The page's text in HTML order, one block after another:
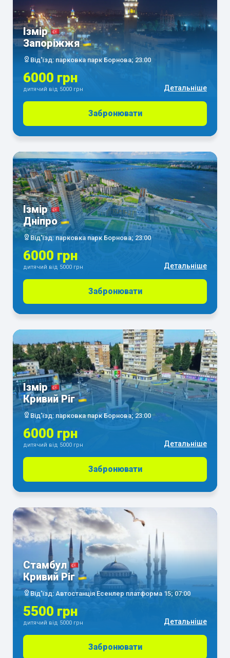
Ізмір
Запоріжжя
Від'їзд: парковка парк Борнова; 23:00
6000 грн
дитячий від 5000 грн Детальніше
Забронювати
Ізмір
Дніпро
Від'їзд: парковка парк Борнова; 23:00
6000 грн
дитячий від 5000 грн Детальніше
Забронювати
Ізмір
Кривий Ріг
Від'їзд: парковка парк Борнова; 23:00
6000 грн
дитячий від 5000 грн Детальніше
Забронювати
Стамбул
Кривий Ріг
Від'їзд: Автостанція Есенлер платформа 15; 07:00
5500 грн
дитячий від 5000 грн Детальніше
Забронювати